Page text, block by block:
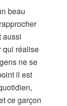
beau
aussi
qui réalise
ne se
il est
ce garçon